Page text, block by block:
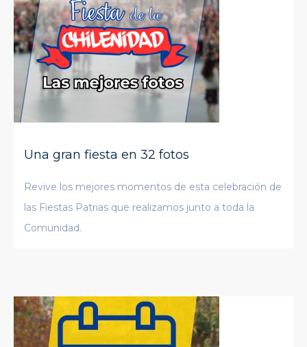
Una gran fiesta en 32 fotos
Revive los mejores momentos de esta celebración de
las Fiestas Patrias que realizamos junto a toda la
Comunidad.